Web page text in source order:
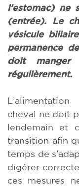
l’estomac) ne
(entrée). Le
vésicule
permanence
doit
régulièrement.
cheval ne doit
lendemain et
transition afin
temps de
digérer
ces mesures